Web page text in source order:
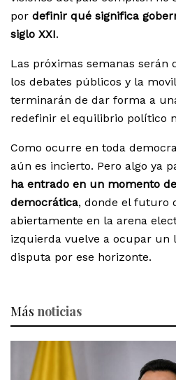
por definir qué significa
siglo XXI.
Las próximas semanas serán
los debates públicos y la
terminarán de dar forma a
redefinir el equilibrio político
Como ocurre en toda
aún es incierto. Pero algo ya
ha entrado en un momento
democrática, donde el futuro
abiertamente en la arena
izquierda vuelve a ocupar un
disputa por ese horizonte.
Más noticias